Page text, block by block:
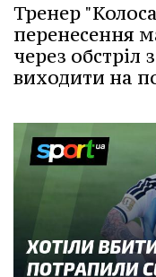
Тренер
перенесення
через
виходити на